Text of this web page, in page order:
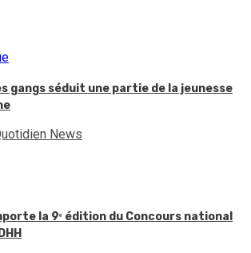
gangs séduit une partie de la jeunesse
News
la 9ᵉ édition du Concours national